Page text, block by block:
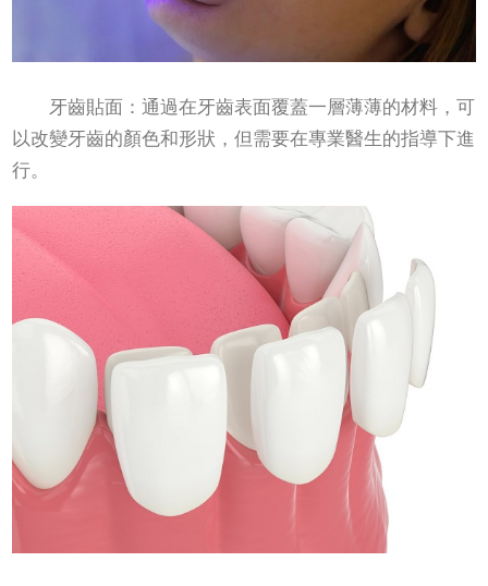
牙齒貼面：通過在牙齒表面覆蓋一層薄薄的材料，可
以改變牙齒的顏色和形狀，但需要在專業醫生的指導下進
行。